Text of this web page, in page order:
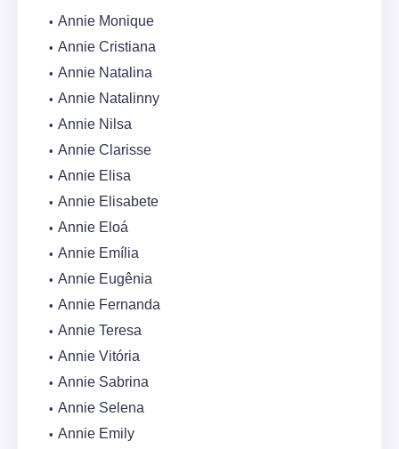
Annie Monique
Annie Cristiana
Annie Natalina
Annie Natalinny
Annie Nilsa
Annie Clarisse
Annie Elisa
Annie Elisabete
Annie Eloá
Annie Emília
Annie Eugênia
Annie Fernanda
Annie Teresa
Annie Vitória
Annie Sabrina
Annie Selena
Annie Emily